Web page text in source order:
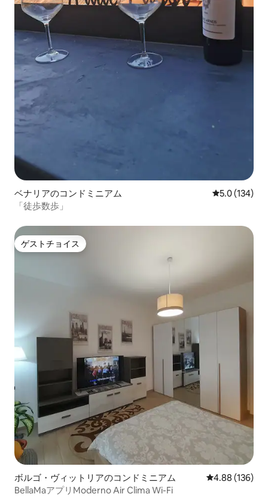
ベナリアのコンドミニアム レビュー134
5.0 (134)
「徒歩数歩」
ゲストチョイス
ゲストチョイス
ボルゴ・ヴィットリアのコンドミニアム レビュー136
4.88 (136)
BellaMaアプリModerno Air Clima Wi-Fi